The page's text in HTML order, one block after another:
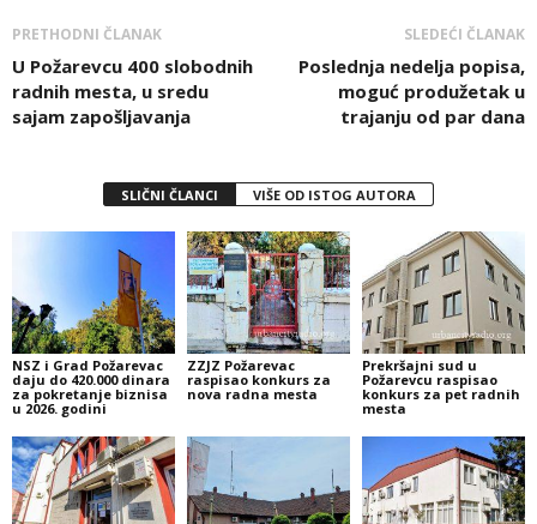
PRETHODNI ČLANAK
U Požarevcu 400 slobodnih
radnih mesta, u sredu
sajam zapošljavanja
SLEDEĆI ČLANAK
Poslednja nedelja popisa,
moguć produžetak u
trajanju od par dana
SLIČNI ČLANCI VIŠE OD ISTOG AUTORA
NSZ i Grad Požarevac
daju do 420.000 dinara
za pokretanje biznisa
u 2026. godini
ZZJZ Požarevac
raspisao konkurs za
nova radna mesta
Prekršajni sud u
Požarevcu raspisao
konkurs za pet radnih
mesta